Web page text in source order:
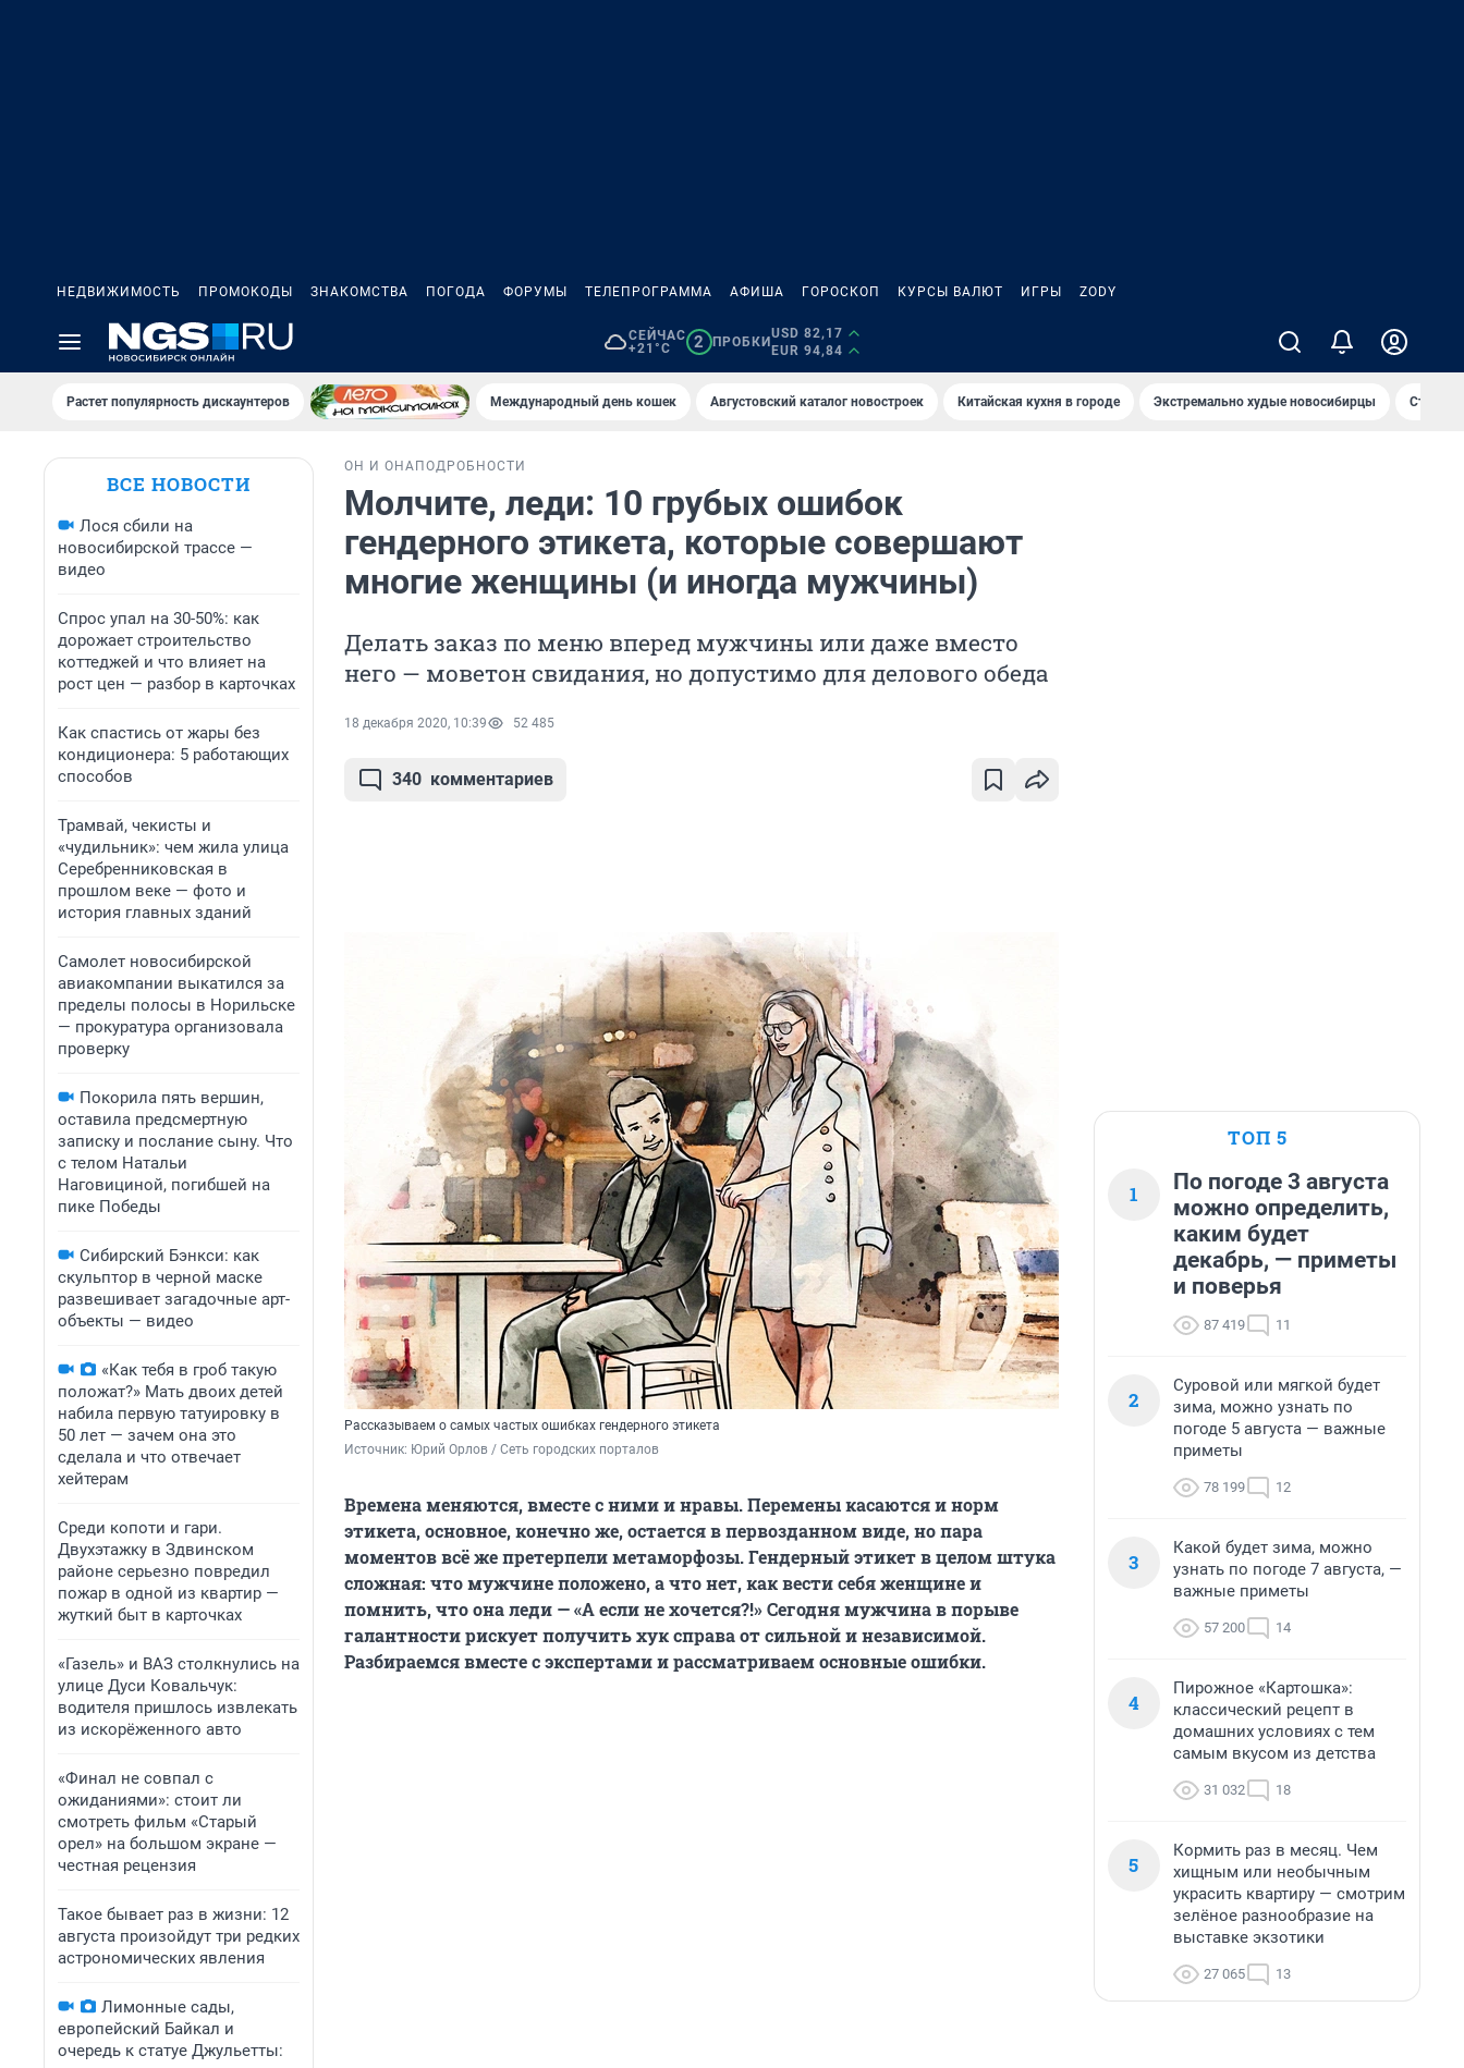
НЕДВИЖИМОСТЬ ПРОМОКОДЫ ЗНАКОМСТВА ПОГОДА ФОРУМЫ ТЕЛЕПРОГРАММА АФИША ГОРОСКОП КУРСЫ ВАЛЮТ ИГРЫ ZODY
СЕЙЧАС
+21°C
2 ПРОБКИ
USD 82,17
EUR 94,84
Растет популярность дискаунтеров Международный день кошек Августовский каталог новостроек Китайская кухня в городе Экстремально худые новосибирцы Старт
ВСЕ НОВОСТИ
Лося сбили на
новосибирской трассе —
видео
Спрос упал на 30-50%: как
дорожает строительство
коттеджей и что влияет на
рост цен — разбор в карточках
Как спастись от жары без
кондиционера: 5 работающих
способов
Трамвай, чекисты и
«чудильник»: чем жила улица
Серебренниковская в
прошлом веке — фото и
история главных зданий
Самолет новосибирской
авиакомпании выкатился за
пределы полосы в Норильске
— прокуратура организовала
проверку
Покорила пять вершин,
оставила предсмертную
записку и послание сыну. Что
с телом Натальи
Наговициной, погибшей на
пике Победы
Сибирский Бэнкси: как
скульптор в черной маске
развешивает загадочные арт-
объекты — видео
«Как тебя в гроб такую
положат?» Мать двоих детей
набила первую татуировку в
50 лет — зачем она это
сделала и что отвечает
хейтерам
Среди копоти и гари.
Двухэтажку в Здвинском
районе серьезно повредил
пожар в одной из квартир —
жуткий быт в карточках
«Газель» и ВАЗ столкнулись на
улице Дуси Ковальчук:
водителя пришлось извлекать
из искорёженного авто
«Финал не совпал с
ожиданиями»: стоит ли
смотреть фильм «Старый
орел» на большом экране —
честная рецензия
Такое бывает раз в жизни: 12
августа произойдут три редких
астрономических явления
Лимонные сады,
европейский Байкал и
очередь к статуе Джульетты:
ОН И ОНА ПОДРОБНОСТИ
Молчите, леди: 10 грубых ошибок
гендерного этикета, которые совершают
многие женщины (и иногда мужчины)
Делать заказ по меню вперед мужчины или даже вместо
него — моветон свидания, но допустимо для делового обеда
18 декабря 2020, 10:39 52 485
340 комментариев
Рассказываем о самых частых ошибках гендерного этикета
Источник: Юрий Орлов / Сеть городских порталов
Времена меняются, вместе с ними и нравы. Перемены касаются и норм
этикета, основное, конечно же, остается в первозданном виде, но пара
моментов всё же претерпели метаморфозы. Гендерный этикет в целом штука
сложная: что мужчине положено, а что нет, как вести себя женщине и
помнить, что она леди — «А если не хочется?!» Сегодня мужчина в порыве
галантности рискует получить хук справа от сильной и независимой.
Разбираемся вместе с экспертами и рассматриваем основные ошибки.
ТОП 5
1
По погоде 3 августа
можно определить,
каким будет
декабрь, — приметы
и поверья
87 419 11
2
Суровой или мягкой будет
зима, можно узнать по
погоде 5 августа — важные
приметы
78 199 12
3
Какой будет зима, можно
узнать по погоде 7 августа, —
важные приметы
57 200 14
4
Пирожное «Картошка»:
классический рецепт в
домашних условиях с тем
самым вкусом из детства
31 032 18
5
Кормить раз в месяц. Чем
хищным или необычным
украсить квартиру — смотрим
зелёное разнообразие на
выставке экзотики
27 065 13